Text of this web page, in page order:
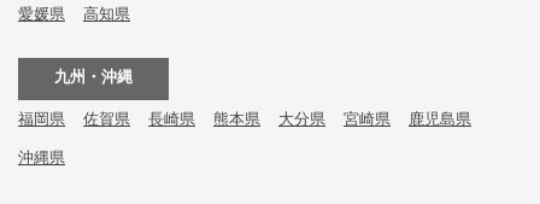
愛媛県 高知県
九州・沖縄
福岡県 佐賀県 長崎県 熊本県 大分県 宮崎県 鹿児島県
沖縄県